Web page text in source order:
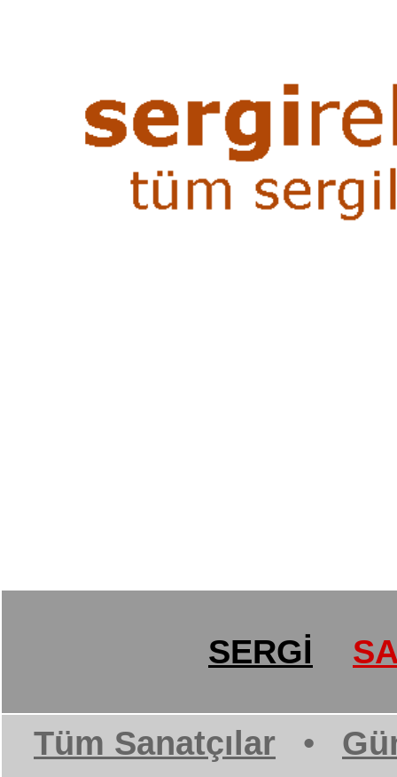
SERGİ
Tüm Sanatçılar •